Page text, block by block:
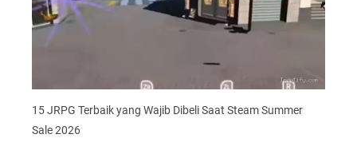
15 JRPG Terbaik yang Wajib Dibeli Saat Steam Summer
Sale 2026